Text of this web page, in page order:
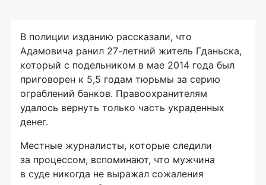
В полиции изданию рассказали, что
Адамовича ранил 27-летний житель Гданьска,
который с подельником в мае 2014 года был
приговорен к 5,5 годам тюрьмы за серию
ограблений банков. Правоохранителям
удалось вернуть только часть украденных
денег.
Местные журналисты, которые следили
за процессом, вспоминают, что мужчина
в суде никогда не выражал сожаления